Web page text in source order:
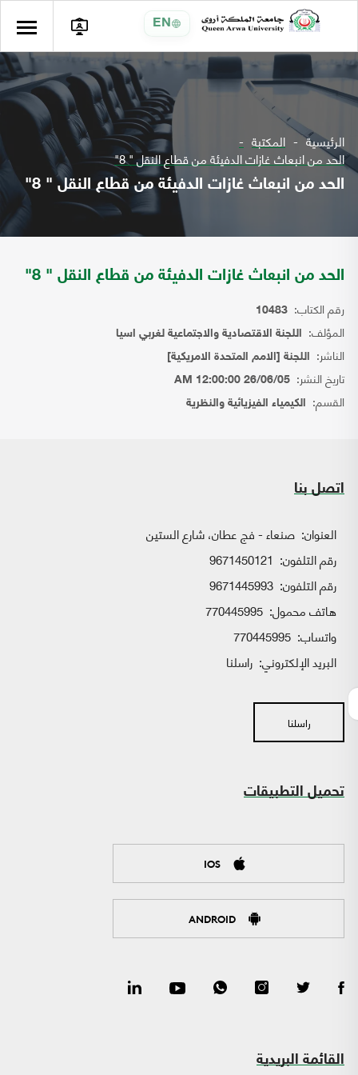
EN
الرئيسية المكتبة
الحد من انبعاث غازات الدفيئة من قطاع النقل " 8"
الحد من انبعاث غازات الدفيئة من قطاع النقل " 8"
الحد من انبعاث غازات الدفيئة من قطاع النقل " 8"
رقم الكتاب: 10483
المؤلف: اللجنة الاقتصادية والاجتماعية لغربي اسيا
الناشر: اللجنة [الامم المتحدة الامريكية]
تاريخ النشر: 26/06/05 12:00:00 AM
القسم: الكيمياء الفيزيائية والنظرية
اتصل بنا
العنوان: صنعاء - فج عطان، شارع الستين
رقم التلفون: 9671450121
رقم التلفون: 9671445993
هاتف محمول: 770445995
واتساب:
البريد الإلكتروني: راسلنا
راسلنا
تحميل التطبيقات
IOS
ANDROID
القائمة البريدية